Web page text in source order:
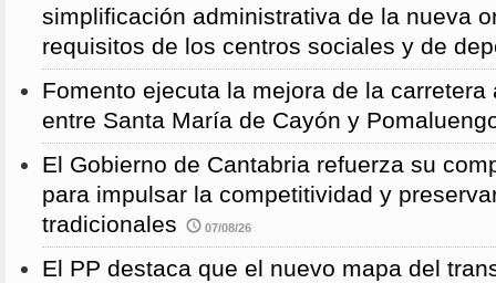
simplificación administrativa de la nueva
requisitos de los centros sociales y de
Fomento ejecuta la mejora de la carretera
entre Santa María de Cayón y
El Gobierno de Cantabria refuerza su
para impulsar la competitividad y
tradicionales
07/08/26
El PP destaca que el nuevo mapa del